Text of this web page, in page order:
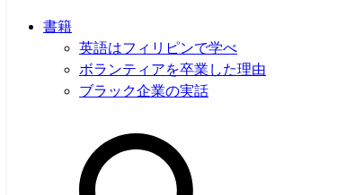
書籍
英語はフィリピンで学べ
ボランティアを卒業した理由
ブラック企業の実話